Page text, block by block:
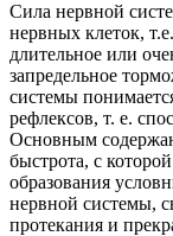
Сила нервной
нервных клеток,
длительное или
запредельное
системы
рефлексов, т. е.
Основным
быстрота, с
образования
нервной системы,
протекания и